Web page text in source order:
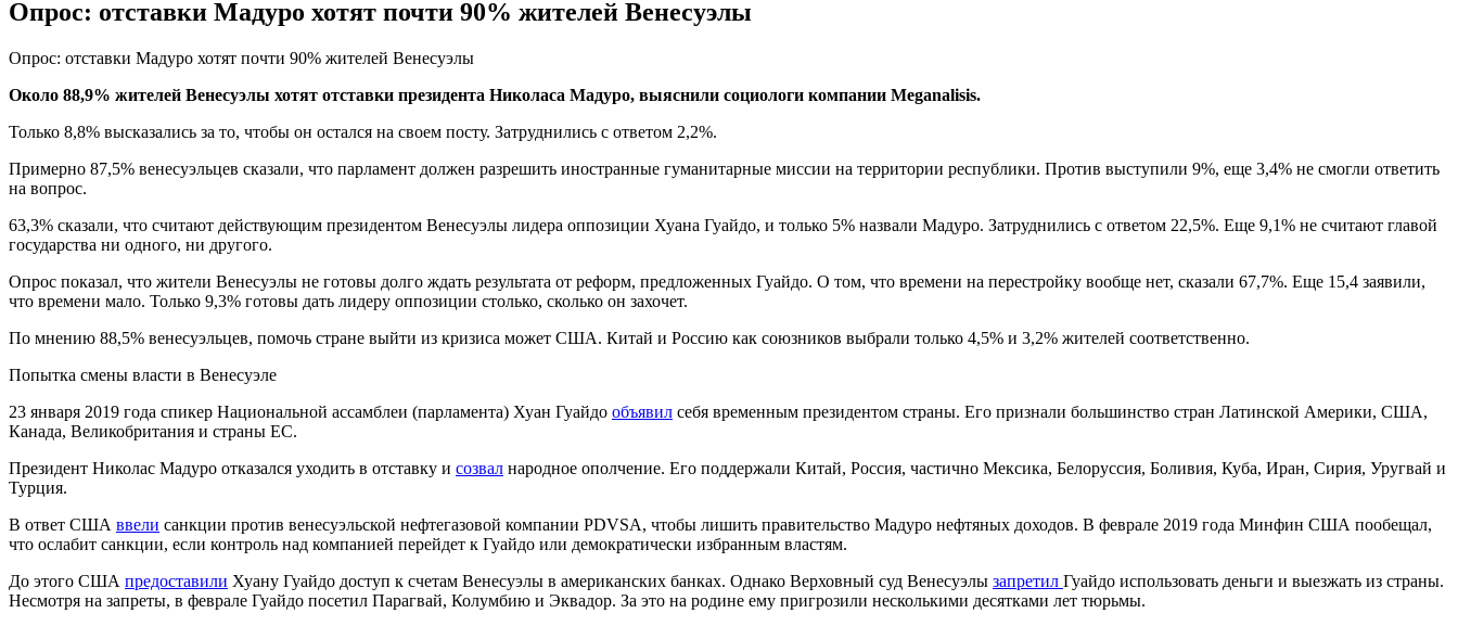
Опрос: отставки Мадуро хотят почти 90% жителей Венесуэлы
Опрос: отставки Мадуро хотят почти 90% жителей Венесуэлы
Около 88,9% жителей Венесуэлы хотят отставки президента Николаса Мадуро, выяснили социологи компании Meganalisis.
Только 8,8% высказались за то, чтобы он остался на своем посту. Затруднились с ответом 2,2%.
Примерно 87,5% венесуэльцев сказали, что парламент должен разрешить иностранные гуманитарные миссии на территории республики. Против выступили 9%, еще 3,4% не смогли ответить
на вопрос.
63,3% сказали, что считают действующим президентом Венесуэлы лидера оппозиции Хуана Гуайдо, и только 5% назвали Мадуро. Затруднились с ответом 22,5%. Еще 9,1% не считают главой
государства ни одного, ни другого.
Опрос показал, что жители Венесуэлы не готовы долго ждать результата от реформ, предложенных Гуайдо. О том, что времени на перестройку вообще нет, сказали 67,7%. Еще 15,4 заявили,
что времени мало. Только 9,3% готовы дать лидеру оппозиции столько, сколько он захочет.
По мнению 88,5% венесуэльцев, помочь стране выйти из кризиса может США. Китай и Россию как союзников выбрали только 4,5% и 3,2% жителей соответственно.
Попытка смены власти в Венесуэле
23 января 2019 года спикер Национальной ассамблеи (парламента) Хуан Гуайдо объявил себя временным президентом страны. Его признали большинство стран Латинской Америки, США,
Канада, Великобритания и страны ЕС.
Президент Николас Мадуро отказался уходить в отставку и созвал народное ополчение. Его поддержали Китай, Россия, частично Мексика, Белоруссия, Боливия, Куба, Иран, Сирия, Уругвай и
Турция.
В ответ США ввели санкции против венесуэльской нефтегазовой компании PDVSA, чтобы лишить правительство Мадуро нефтяных доходов. В феврале 2019 года Минфин США пообещал,
что ослабит санкции, если контроль над компанией перейдет к Гуайдо или демократически избранным властям.
До этого США предоставили Хуану Гуайдо доступ к счетам Венесуэлы в американских банках. Однако Верховный суд Венесуэлы запретил Гуайдо использовать деньги и выезжать из страны.
Несмотря на запреты, в феврале Гуайдо посетил Парагвай, Колумбию и Эквадор. За это на родине ему пригрозили несколькими десятками лет тюрьмы.